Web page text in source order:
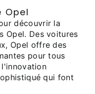
Opel
découvrir la
Opel. Des voitures
Opel offre des
pour tous
qui font